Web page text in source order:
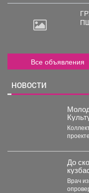
Все объявления
НОВОСТИ
До
Врач